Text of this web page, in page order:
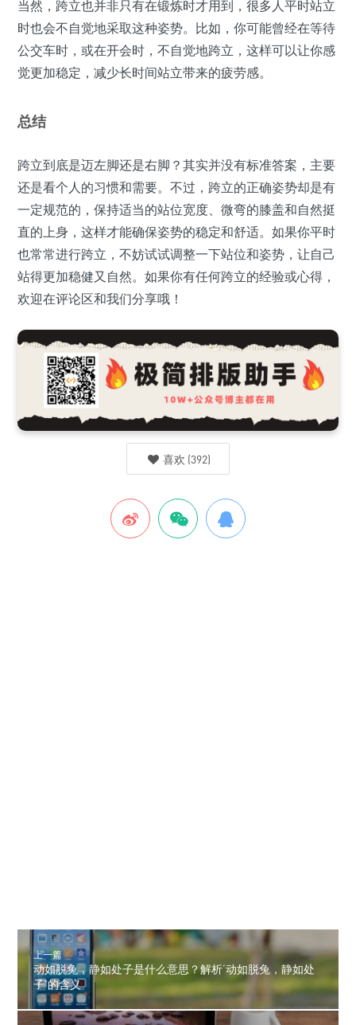
当然，跨立也并非只有在锻炼时才用到，很多人平时站立
时也会不自觉地采取这种姿势。比如，你可能曾经在等待
公交车时，或在开会时，不自觉地跨立，这样可以让你感
觉更加稳定，减少长时间站立带来的疲劳感。
总结
跨立到底是迈左脚还是右脚？其实并没有标准答案，主要
还是看个人的习惯和需要。不过，跨立的正确姿势却是有
一定规范的，保持适当的站位宽度、微弯的膝盖和自然挺
直的上身，这样才能确保姿势的稳定和舒适。如果你平时
也常常进行跨立，不妨试试调整一下站位和姿势，让自己
站得更加稳健又自然。如果你有任何跨立的经验或心得，
欢迎在评论区和我们分享哦！
喜欢 (392)
上一篇
动如脱兔，静如处子是什么意思？解析‘动如脱兔，静如处
子’的含义